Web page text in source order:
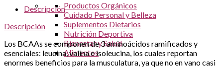
Productos Orgánicos
Cuidado Personal y Belleza
Suplementos Dietarios
Nutrición Deportiva
Bienestar y Salud
Alimentos
Descripción
Descripción
Los BCAAs se componen de 3 aminoácidos ramificados y
esenciales: leucina, valina e isoleucina, los cuales reportan
enormes beneficios para la musculatura, ya que no en vano casi